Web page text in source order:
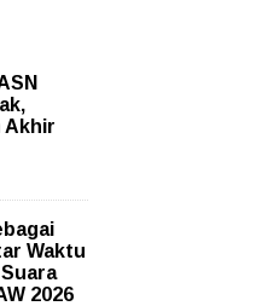
Akhir
Waktu
2026